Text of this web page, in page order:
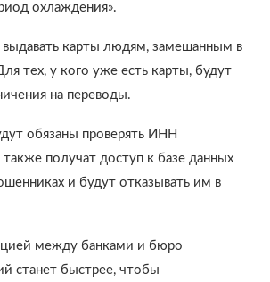
охлаждения».
выдавать карты людям, замешанным в
тех, у кого уже есть карты, будут
на переводы.
обязаны проверять ИНН
получат доступ к базе данных
и будут отказывать им в
между банками и бюро
станет быстрее, чтобы